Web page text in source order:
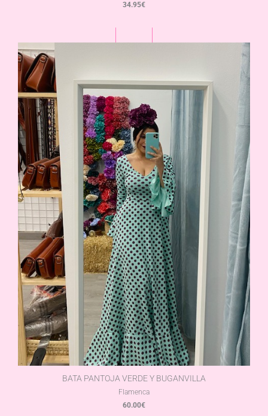
34.95€
BATA PANTOJA VERDE Y BUGANVILLA
Flamenca
60.00€